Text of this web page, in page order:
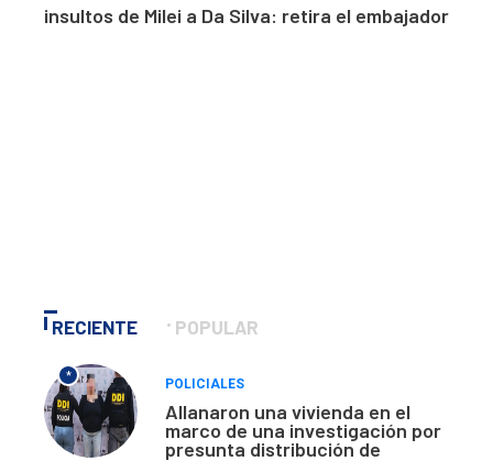
insultos de Milei a Da Silva: retira el embajador
RECIENTE POPULAR
*
POLICIALES
Allanaron una vivienda en el
marco de una investigación por
presunta distribución de